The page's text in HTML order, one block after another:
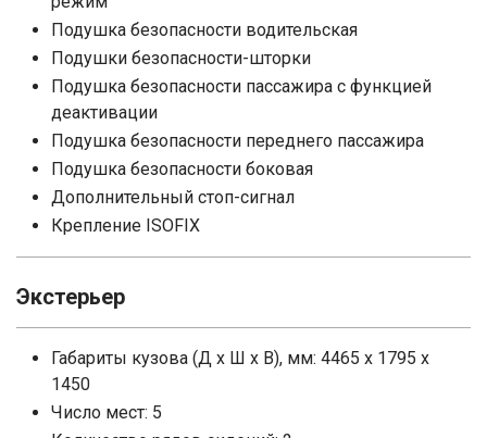
Подушка безопасности водительская
Подушки безопасности-шторки
Подушка безопасности пассажира с функцией
деактивации
Подушка безопасности переднего пассажира
Подушка безопасности боковая
Дополнительный стоп-сигнал
Крепление ISOFIX
Экстерьер
Габариты кузова (Д x Ш x В), мм: 4465 x 1795 x
1450
Число мест: 5